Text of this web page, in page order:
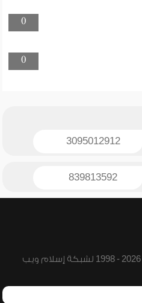
0
0
3095012912
839813592